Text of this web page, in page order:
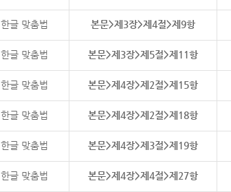
한글 맞춤법 본문>제3장>제4절>제9항
한글 맞춤법 본문>제3장>제5절>제11항
한글 맞춤법 본문>제4장>제2절>제15항
한글 맞춤법 본문>제4장>제2절>제18항
한글 맞춤법 본문>제4장>제3절>제19항
한글 맞춤법 본문>제4장>제4절>제27항